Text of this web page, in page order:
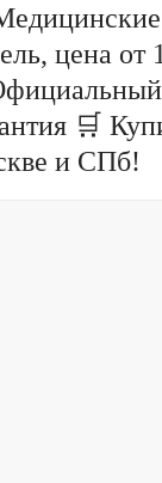
цена
🛒
и СПб!